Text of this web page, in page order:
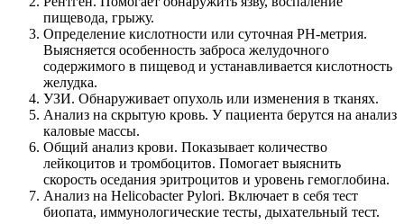
пищевода, грыжу.
Определение кислотности или суточная РН-метрия.
Выясняется особенность заброса желудочного
содержимого в пищевод и устанавливается кислотность
желудка.
УЗИ. Обнаруживает опухоль или изменения в тканях.
Анализ на скрытую кровь. У пациента берутся на анализ
каловые массы.
Общий анализ крови. Показывает количество
лейкоцитов и тромбоцитов. Помогает выяснить
скорость оседания эритроцитов и уровень гемоглобина.
Анализ на Helicobacter Pylori. Включает в себя тест
биопата, иммунологические тесты, дыхательный тест.